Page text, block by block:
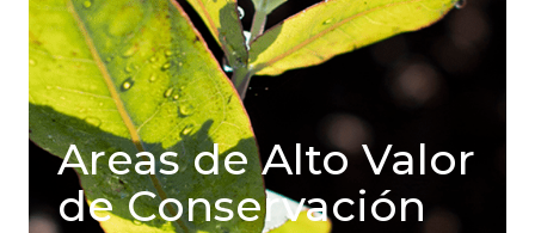
Areas de Alto Valor
de Conservación